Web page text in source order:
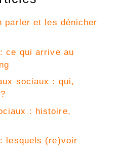
parler et les dénicher
ce qui arrive au
sociaux : qui,
: histoire,
lesquels (re)voir